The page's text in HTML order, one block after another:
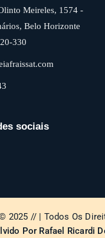
Meireles, 1574 -
Belo Horizonte
330
sociais
2025 // | Todos Os
Por Rafael Ricardi